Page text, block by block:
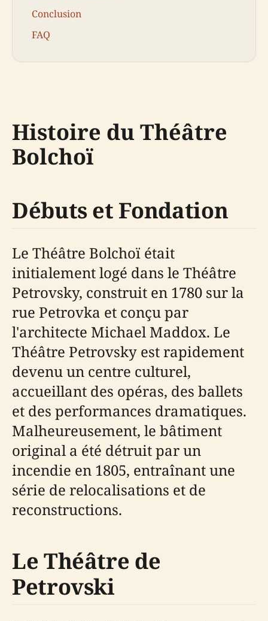
Conclusion
FAQ
Histoire du Théâtre
Bolchoï
Débuts et Fondation
Le Théâtre Bolchoï était
initialement logé dans le Théâtre
Petrovsky, construit en 1780 sur la
rue Petrovka et conçu par
l'architecte Michael Maddox. Le
Théâtre Petrovsky est rapidement
devenu un centre culturel,
accueillant des opéras, des ballets
et des performances dramatiques.
Malheureusement, le bâtiment
original a été détruit par un
incendie en 1805, entraînant une
série de relocalisations et de
reconstructions.
Le Théâtre de
Petrovski